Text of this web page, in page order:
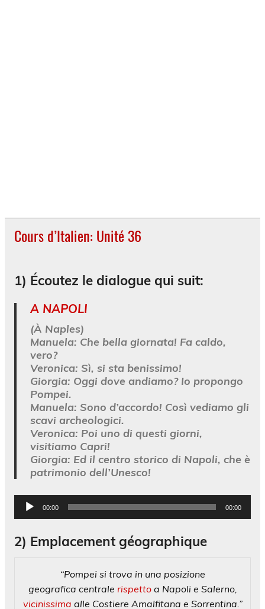
Cours d’Italien: Unité 36
1) Écoutez le dialogue qui suit:
A NAPOLI
(À Naples)
Manuela: Che bella giornata! Fa caldo,
vero?
Veronica: Sì, si sta benissimo!
Giorgia: Oggi dove andiamo? Io propongo
Pompei.
Manuela: Sono d’accordo! Così vediamo gli
scavi archeologici.
Veronica: Poi uno di questi giorni,
visitiamo Capri!
Giorgia: Ed il centro storico di Napoli, che è
patrimonio dell’Unesco!
Lecteur
audio00:00 00:00
2) Emplacement géographique
“Pompei si trova in una posizione
geografica centrale rispettoa Napoli e Salerno,
vicinissima alle Costiere Amalfitana e Sorrentina.”